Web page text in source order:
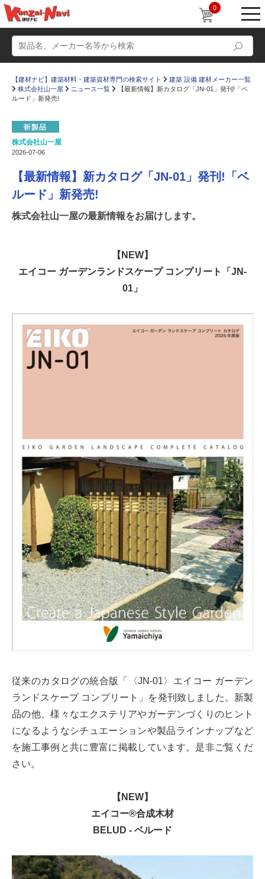
0
動画
かたなび コラム
すまいリング
Q＆A 販売・施工代理店募集
【建材ナビ】建築材料・建築資材専門の検索サイト
建築 設備 建材メーカー一覧
株式会社山一屋
ニュース一覧
【最新情報】新カタログ「JN-01」発刊!「ベ
ルード」新発売!
株式会社山一屋
2026-07-06
【最新情報】新カタログ「JN-01」発刊!「ベ
ルード」新発売!
株式会社山一屋の最新情報をお届けします。
【NEW】
エイコー ガーデンランドスケープ コンプリート「JN-
01」
従来のカタログの統合版「〈JN-01〉エイコー ガーデン
ランドスケープ コンプリート」を発刊致しました。新製
品の他、様々なエクステリアやガーデンづくりのヒント
になるようなシチュエーションや製品ラインナップなど
を施工事例と共に豊富に掲載しています。是非ご覧くだ
さい。
【NEW】
エイコー®合成木材
BELUD - ベルード